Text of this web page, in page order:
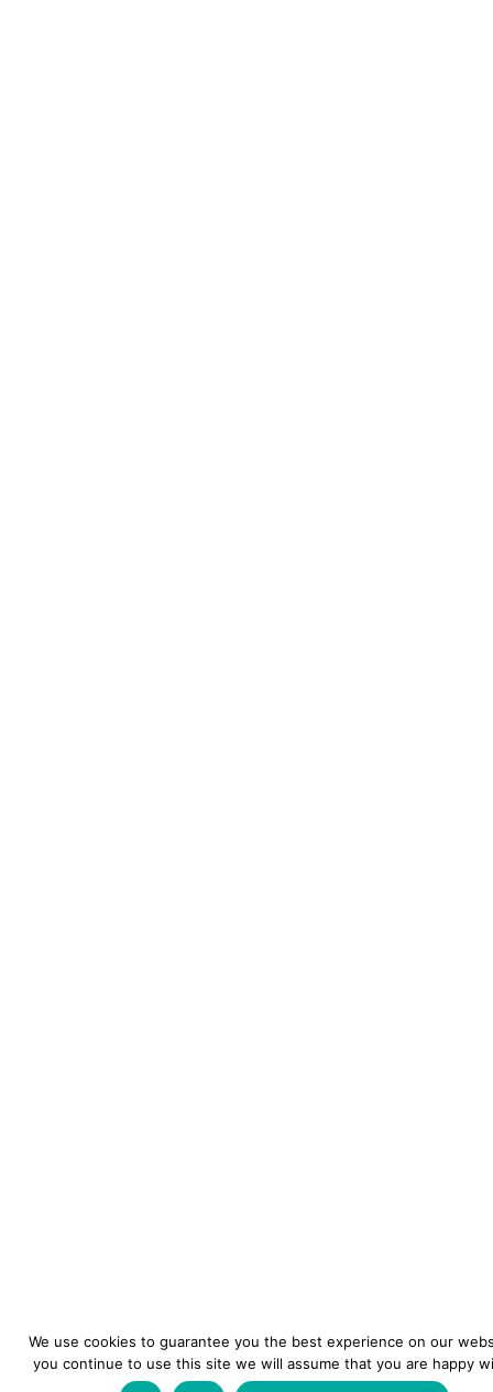
We use cookies to guarantee you the best experience on our
you continue to use this site we will assume that you are happy